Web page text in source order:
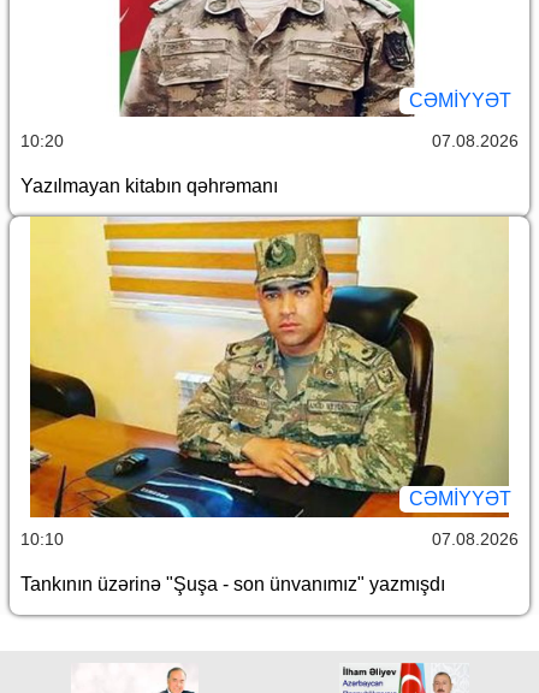
CƏMİYYƏT
10:20 07.08.2026
Yazılmayan kitabın qəhrəmanı
CƏMİYYƏT
10:10 07.08.2026
Tankının üzərinə "Şuşa - son ünvanımız" yazmışdı